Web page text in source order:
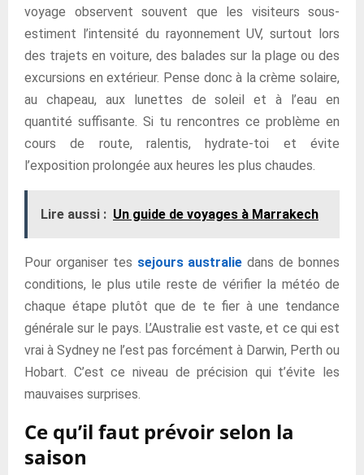
voyage observent souvent que les visiteurs sous-
estiment l’intensité du rayonnement UV, surtout lors
des trajets en voiture, des balades sur la plage ou des
excursions en extérieur. Pense donc à la crème solaire,
au chapeau, aux lunettes de soleil et à l’eau en
quantité suffisante. Si tu rencontres ce problème en
cours de route, ralentis, hydrate-toi et évite
l’exposition prolongée aux heures les plus chaudes.
Lire aussi : Un guide de voyages à Marrakech
Pour organiser tes sejours australie dans de bonnes
conditions, le plus utile reste de vérifier la météo de
chaque étape plutôt que de te fier à une tendance
générale sur le pays. L’Australie est vaste, et ce qui est
vrai à Sydney ne l’est pas forcément à Darwin, Perth ou
Hobart. C’est ce niveau de précision qui t’évite les
mauvaises surprises.
Ce qu’il faut prévoir selon la
saison